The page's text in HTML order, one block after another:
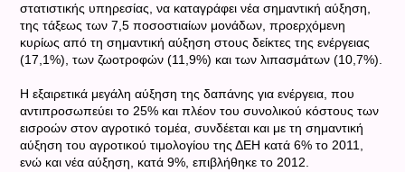
στατιστικής υπηρεσίας, να καταγράφει νέα σημαντική αύξηση,
της τάξεως των 7,5 ποσοστιαίων μονάδων, προερχόμενη
κυρίως από τη σημαντική αύξηση στους δείκτες της ενέργειας
(17,1%), των ζωοτροφών (11,9%) και των λιπασμάτων (10,7%).
Η εξαιρετικά μεγάλη αύξηση της δαπάνης για ενέργεια, που
αντιπροσωπεύει το 25% και πλέον του συνολικού κόστους των
εισροών στον αγροτικό τομέα, συνδέεται και με τη σημαντική
αύξηση του αγροτικού τιμολογίου της ΔΕΗ κατά 6% το 2011,
ενώ και νέα αύξηση, κατά 9%, επιβλήθηκε το 2012.